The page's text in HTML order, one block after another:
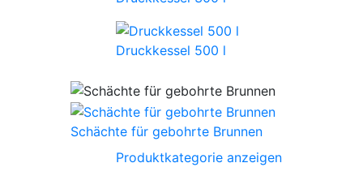
Druckkessel 500 l
Schächte für gebohrte Brunnen
Produktkategorie anzeigen